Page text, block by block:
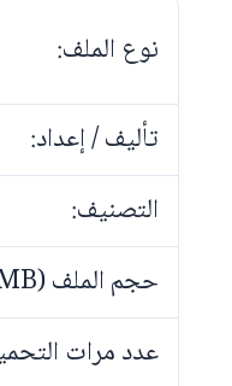
نوع الملف:
تأليف / إعداد:
التصنيف:
حجم الملف (MB):
عدد مرات